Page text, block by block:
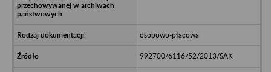
osobowo-płacowa
992700/6116/52/2013/SAK